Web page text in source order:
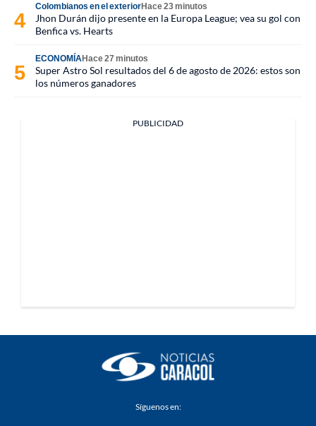
Colombianos en el exteriorHace 23 minutos
Jhon Durán dijo presente en la Europa League; vea su gol con
Benfica vs. Hearts
ECONOMÍAHace 27 minutos
Super Astro Sol resultados del 6 de agosto de 2026: estos son
los números ganadores
PUBLICIDAD
Síguenos en: